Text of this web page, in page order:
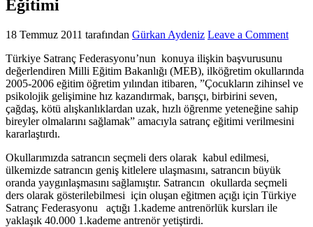
Eğitimi
18 Temmuz 2011 tarafından Gürkan Aydeniz Leave a Comment
Türkiye Satranç Federasyonu’nun konuya ilişkin başvurusunu
değerlendiren Milli Eğitim Bakanlığı (MEB), ilköğretim okullarında
2005-2006 eğitim öğretim yılından itibaren, ”Çocukların zihinsel ve
psikolojik gelişimine hız kazandırmak, barışçı, birbirini seven,
çağdaş, kötü alışkanlıklardan uzak, hızlı öğrenme yeteneğine sahip
bireyler olmalarını sağlamak” amacıyla satranç eğitimi verilmesini
kararlaştırdı.
Okullarımızda satrancın seçmeli ders olarak kabul edilmesi,
ülkemizde satrancın geniş kitlelere ulaşmasını, satrancın büyük
oranda yaygınlaşmasını sağlamıştır. Satrancın okullarda seçmeli
ders olarak gösterilebilmesi için oluşan eğitmen açığı için Türkiye
Satranç Federasyonu açtığı 1.kademe antrenörlük kursları ile
yaklaşık 40.000 1.kademe antrenör yetiştirdi.